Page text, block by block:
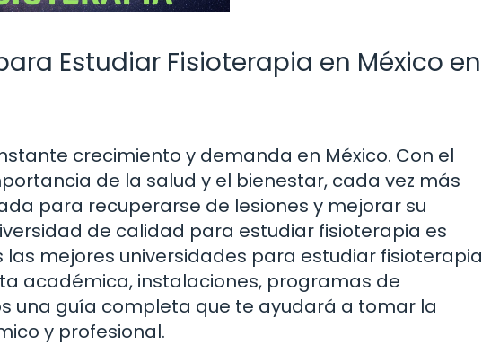
Estudiar Fisioterapia en México en
crecimiento y demanda en México. Con el
de la salud y el bienestar, cada vez más
para recuperarse de lesiones y mejorar su
de calidad para estudiar fisioterapia es
mejores universidades para estudiar fisioterapia
académica, instalaciones, programas de
una guía completa que te ayudará a tomar la
y profesional.